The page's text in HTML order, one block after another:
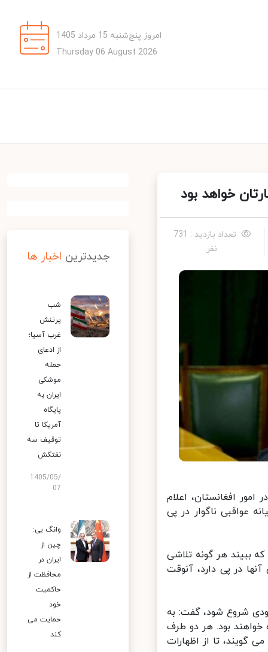
امروز پنج‌شنبه 15 مرداد 1405
Thursday 06 August 2026
خواهد بود
تعداد بازدید : 731
نفر
افغانستان، اعلام
ناگوار در پی
ببیند هر گونه تلاشی
در پی دارد، آنوقت
شروع شود، گفت: به
بود. هر دو طرف
گویند، تا از اظهارات
جدیدترین اخبار ها
شب
پرتنش
غرب آسیا؛
از ادعای
حمله
موشکی
ایران به
پایگاه
آمریکا تا
توقیف سه
نفتکش
1405/05/
07
وانگ یی:
چین از
ایران در
محافظت از
حاکمیت
خود
حمایت می
کند